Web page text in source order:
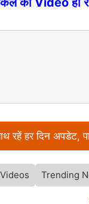
रहें हर दिन अपडेट,
Trending